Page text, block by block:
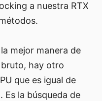
a nuestra RTX
mejor manera de
hay otro
que es igual de
la búsqueda de